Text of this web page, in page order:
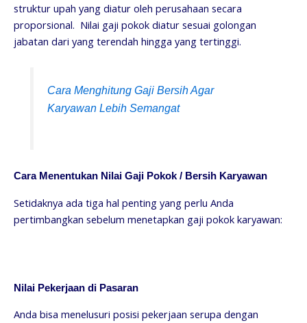
struktur upah yang diatur oleh perusahaan secara
proporsional. Nilai gaji pokok diatur sesuai golongan
jabatan dari yang terendah hingga yang tertinggi.
Cara Menghitung Gaji Bersih Agar
Karyawan Lebih Semangat
Cara Menentukan Nilai Gaji Pokok / Bersih Karyawan
Setidaknya ada tiga hal penting yang perlu Anda
pertimbangkan sebelum menetapkan gaji pokok karyawan:
Nilai Pekerjaan di Pasaran
Anda bisa menelusuri posisi pekerjaan serupa dengan